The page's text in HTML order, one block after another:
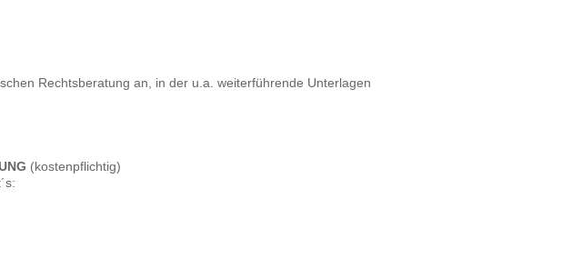
Rechtsberatung an, in der u.a. weiterführende Unterlagen
(kostenpflichtig)